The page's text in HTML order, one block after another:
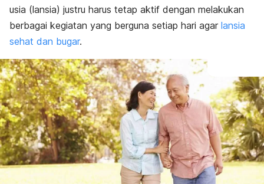
usia (lansia) justru harus tetap aktif dengan melakukan
berbagai kegiatan yang berguna setiap hari agar lansia
sehat dan bugar.